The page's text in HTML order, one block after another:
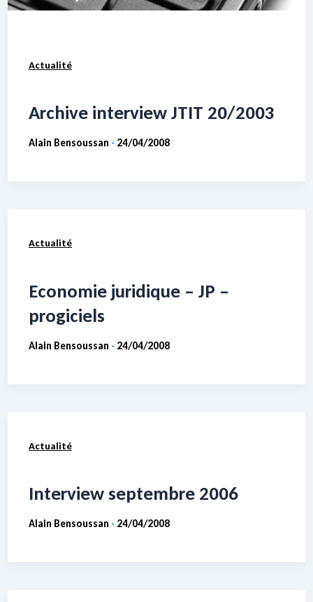
Actualité
Archive interview JTIT 20/2003
Alain Bensoussan - 24/04/2008
Actualité
Economie juridique – JP –
progiciels
Alain Bensoussan - 24/04/2008
Actualité
Interview septembre 2006
Alain Bensoussan - 24/04/2008